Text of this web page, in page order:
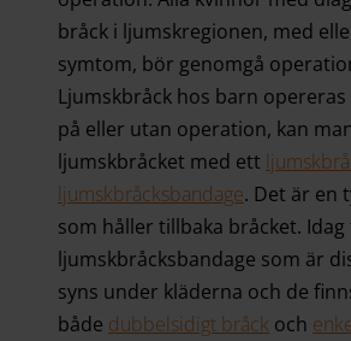
bråck i ljumskregionen, med
symtom, bör genomgå
Ljumskbråck hos barn
på eller utan operation, kan
ljumskbråcket med ett
ljumskbråcksbandage. Det är en
som håller tillbaka bråcket. Idag
ljumskbråcksbandage som är
syns under kläderna och de
både dubbelsidigt bråck och